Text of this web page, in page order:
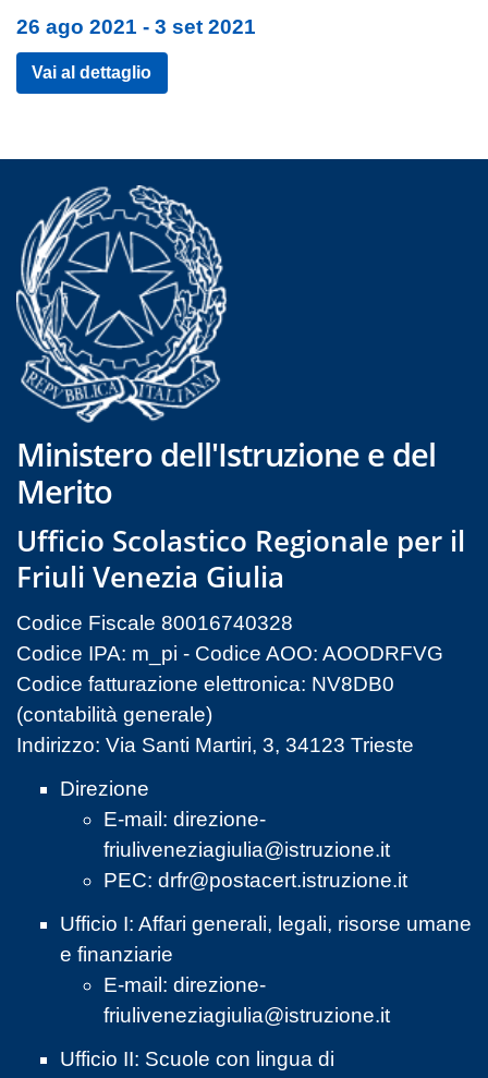
26 ago 2021 - 3 set 2021
Vai al dettaglio
Ministero dell'Istruzione e del
Merito
Ufficio Scolastico Regionale per il
Friuli Venezia Giulia
Codice Fiscale 80016740328
Codice IPA: m_pi - Codice AOO: AOODRFVG
Codice fatturazione elettronica: NV8DB0
(contabilità generale)
Indirizzo: Via Santi Martiri, 3, 34123 Trieste
Direzione
E-mail: direzione-
friuliveneziagiulia@istruzione.it
PEC: drfr@postacert.istruzione.it
Ufficio I: Affari generali, legali, risorse umane
e finanziarie
E-mail: direzione-
friuliveneziagiulia@istruzione.it
Ufficio II: Scuole con lingua di